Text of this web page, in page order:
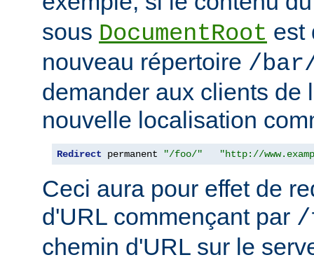
sous DocumentRoot est
nouveau répertoire /
demander aux clients de
nouvelle localisation
Redirect permanent "/foo/" "http://
Ceci aura pour effet de
d'URL commençant par /
chemin d'URL sur le